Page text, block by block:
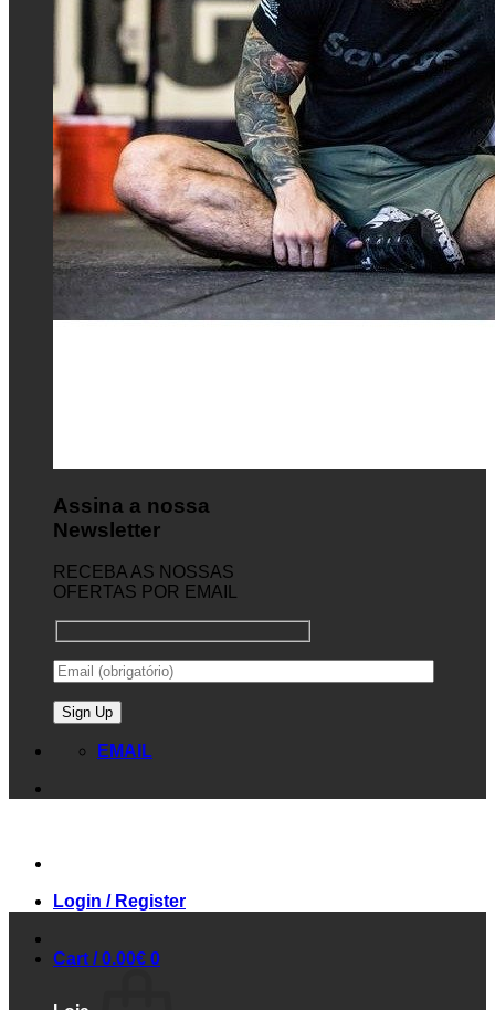
Assina a nossa
Newsletter
RECEBA AS NOSSAS
OFERTAS POR EMAIL
EMAIL
Login / Register
Cart /0.00€ 0